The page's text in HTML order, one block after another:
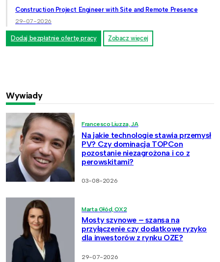
Construction Project Engineer with Site and Remote Presence
29-07-2026
Dodaj bezpłatnie ofertę pracy Zobacz więcej
Wywiady
Francesco Liuzza, JA
Na jakie technologie stawia przemysł
PV? Czy dominacja TOPCon
pozostanie niezagrożona i co z
perowskitami?
03-08-2026
Marta Głód, OX2
Mosty szynowe – szansa na
przyłączenie czy dodatkowe ryzyko
dla inwestorów z rynku OZE?
29-07-2026